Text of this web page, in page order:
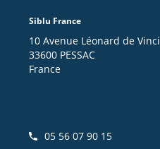
Siblu France
10 Avenue Léonard de Vinci
33600 PESSAC
France
05 56 07 90 15